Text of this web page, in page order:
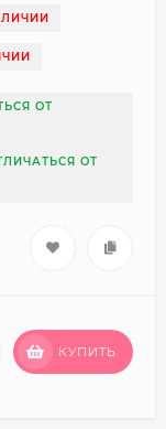
ОТ
ОТ
КУПИТЬ